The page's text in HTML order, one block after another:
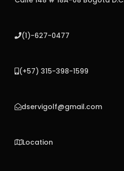
(1)-627-0477
(+57) 315-398-1599
dservigolf@gmail.com
Location